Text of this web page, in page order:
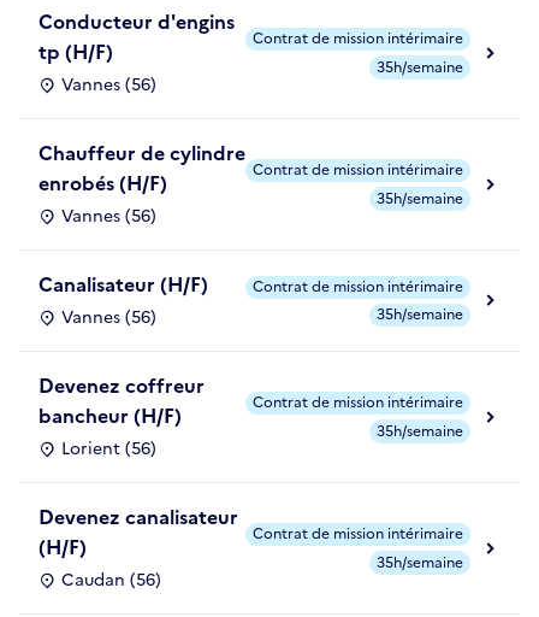
Conducteur d'engins
tp (H/F)
Vannes (56)
Contrat de mission intérimaire
35h/semaine
Chauffeur de cylindre
enrobés (H/F)
Vannes (56)
Contrat de mission intérimaire
35h/semaine
Canalisateur (H/F)
Vannes (56)
Contrat de mission intérimaire
35h/semaine
Devenez coffreur
bancheur (H/F)
Lorient (56)
Contrat de mission intérimaire
35h/semaine
Devenez canalisateur
(H/F)
Caudan (56)
Contrat de mission intérimaire
35h/semaine